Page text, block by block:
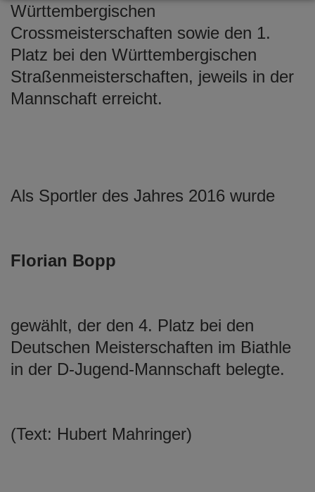
Württembergischen
Crossmeisterschaften sowie den 1.
Platz bei den Württembergischen
Straßenmeisterschaften, jeweils in der
Mannschaft erreicht.
Als Sportler des Jahres 2016 wurde
Florian Bopp
gewählt, der den 4. Platz bei den
Deutschen Meisterschaften im Biathle
in der D-Jugend-Mannschaft belegte.
(Text: Hubert Mahringer)